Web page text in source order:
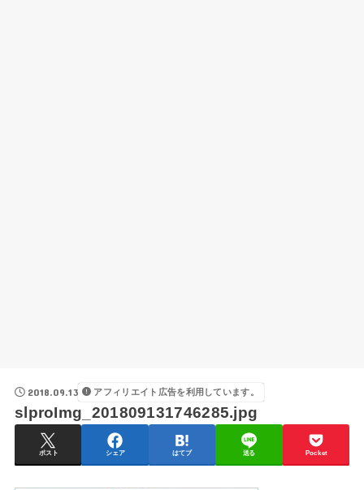
2018.09.13 アフィリエイト広告を利用しています。
slproImg_201809131746285.jpg
ポスト シェア はてブ 送る Pocket